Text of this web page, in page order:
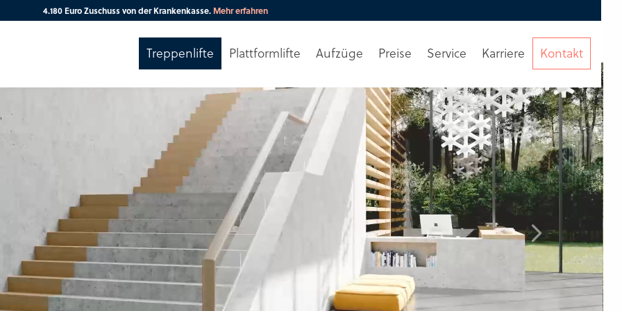
4.180 Euro Zuschuss von der Krankenkasse. Mehr erfahren
Treppenlifte Plattformlifte Aufzüge Preise Service Karriere Kontakt
Ihre PLZ Beratunganfordern